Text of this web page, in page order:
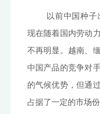
以前中国种子
现在随着国内劳动
不再明显。越南、
中国产品的竞争对
的气候优势，但通
占据了一定的市场份